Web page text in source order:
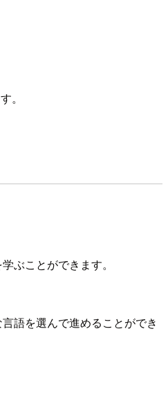
。
ぶことができます。
語を選んで進めることができ